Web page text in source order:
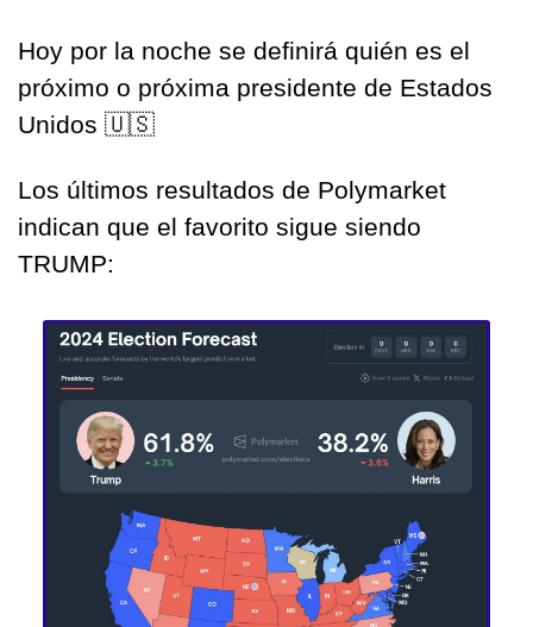
Hoy por la noche se definirá quién es el
próximo o próxima presidente de Estados
Unidos 🇺🇸
Los últimos resultados de Polymarket
indican que el favorito sigue siendo
TRUMP: